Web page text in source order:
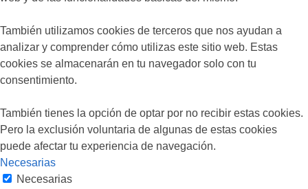
También utilizamos cookies de terceros que nos ayudan a
analizar y comprender cómo utilizas este sitio web. Estas
cookies se almacenarán en tu navegador solo con tu
consentimiento.
También tienes la opción de optar por no recibir estas cookies.
Pero la exclusión voluntaria de algunas de estas cookies
puede afectar tu experiencia de navegación.
Necesarias
Necesarias